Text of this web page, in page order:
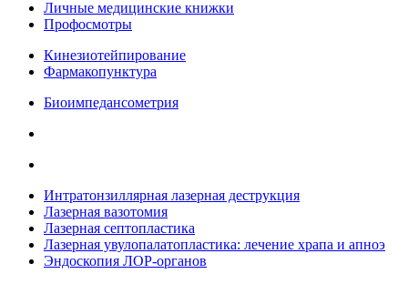
Личные медицинские книжки
Профосмотры
Кинезиотейпирование
Фармакопунктура
Биоимпедансометрия
Интратонзиллярная лазерная деструкция
Лазерная вазотомия
Лазерная септопластика
Лазерная увулопалатопластика: лечение храпа и апноэ
Эндоскопия ЛОР-органов